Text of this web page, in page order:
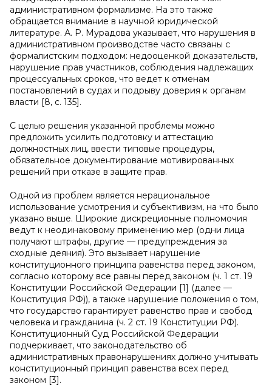
административном формализме. На это также
обращается внимание в научной юридической
литературе. А. Р. Мурадова указывает, что нарушения в
административном производстве часто связаны с
формалистским подходом: недооценкой доказательств,
нарушение прав участников, соблюдения надлежащих
процессуальных сроков, что ведет к отменам
постановлений в судах и подрыву доверия к органам
власти [8, с. 135].
С целью решения указанной проблемы можно
предложить усилить подготовку и аттестацию
должностных лиц, ввести типовые процедуры,
обязательное документирование мотивированных
решений при отказе в защите прав.
Одной из проблем является нерациональное
использование усмотрения и субъективизм, на что было
указано выше. Широкие дискреционные полномочия
ведут к неодинаковому применению мер (одни лица
получают штрафы, другие — предупреждения за
сходные деяния). Это вызывает нарушение
конституционного принципа равенства перед законом,
согласно которому все равны перед законом (ч. 1 ст. 19
Конституции Российской Федерации [1] (далее —
Конституция РФ)), а также нарушение положения о том,
что государство гарантирует равенство прав и свобод
человека и гражданина (ч. 2 ст. 19 Конституции РФ).
Конституционный Суд Российской Федерации
подчеркивает, что законодательство об
административных правонарушениях должно учитывать
конституционный принцип равенства всех перед
законом [3].